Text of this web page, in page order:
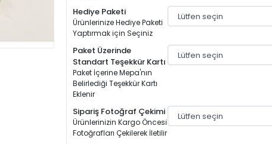
Hediye Paketi
Ürünlerinize Hediye Paketi
Yaptırmak için Seçiniz
Paket Üzerinde
Standart Teşekkür Kartı
Paket İçerine Mepa'nın
Belirlediği Teşekkür Kartı
Eklenir
Sipariş Fotoğraf Çekimi
Ürünlerinizin Kargo Öncesi
Fotoğrafları Çekilerek İletilir